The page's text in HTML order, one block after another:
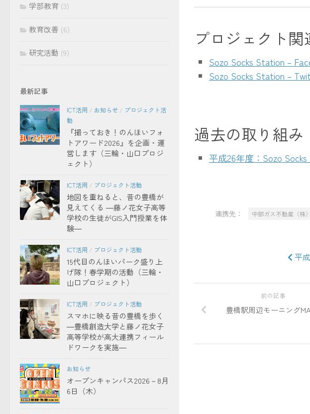
プロジェクト関
Sozo Socks Station –
Sozo Socks Station –
過去の取り組み
平成26年度：Sozo
連携先： 中部ガス不動産（株）
平
前の記事
豊橋駅周辺モーニング
学部教育 (3)
教育改善 (6)
研究活動 (9)
最新記事
ICT活用 / お知らせ / プロジェクト活
動
『撮っておき！のんほいフォ
トアワード2026』を企画・運
営します（三輪・山口プロジ
ェクト）
ICT活用 / プロジェクト活動
地図を重ねると、昔の豊橋が
見えてくる ―藤ノ花女子高等
学校の生徒がGIS入門授業を体
験―
ICT活用 / プロジェクト活動
15代目のんほいパーク盛り上
げ隊！春学期の活動（三輪・
山口プロジェクト）
ICT活用 / プロジェクト活動
スマホに映る昔の豊橋を歩く
―豊橋創造大学と藤ノ花女子
高等学校が高大連携フィール
ドワークを実施―
お知らせ
オープンキャンパス2026－8月
6日（木）